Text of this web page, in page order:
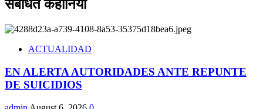
संबंधित कहानियां
ACTUALIDAD
EN ALERTA AUTORIDADES ANTE REPUNTE
DE SUICIDIOS